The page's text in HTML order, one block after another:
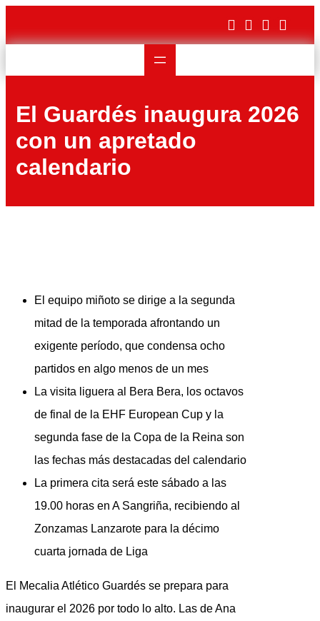
contenido
El Guardés inaugura 2026
con un apretado
calendario
El equipo miñoto se dirige a la segunda
mitad de la temporada afrontando un
exigente período, que condensa ocho
partidos en algo menos de un mes
La visita liguera al Bera Bera, los octavos
de final de la EHF European Cup y la
segunda fase de la Copa de la Reina son
las fechas más destacadas del calendario
La primera cita será este sábado a las
19.00 horas en A Sangriña, recibiendo al
Zonzamas Lanzarote para la décimo
cuarta jornada de Liga
El Mecalia Atlético Guardés se prepara para
inaugurar el 2026 por todo lo alto. Las de Ana